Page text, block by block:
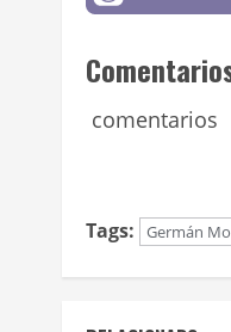
comentarios
Tags: Germán